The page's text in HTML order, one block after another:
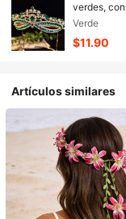
verdes,
soñadora,
de fiesta y
Verde
$11.90
Artículos similares